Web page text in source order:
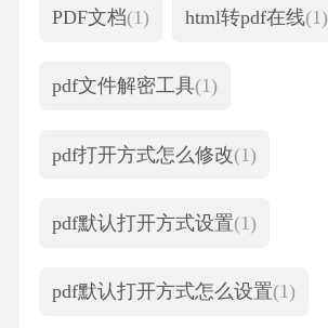
PDF文档(1) html转pdf在线(1)
pdf文件解密工具(1)
pdf打开方式怎么修改(1)
pdf默认打开方式设置(1)
pdf默认打开方式怎么设置(1)